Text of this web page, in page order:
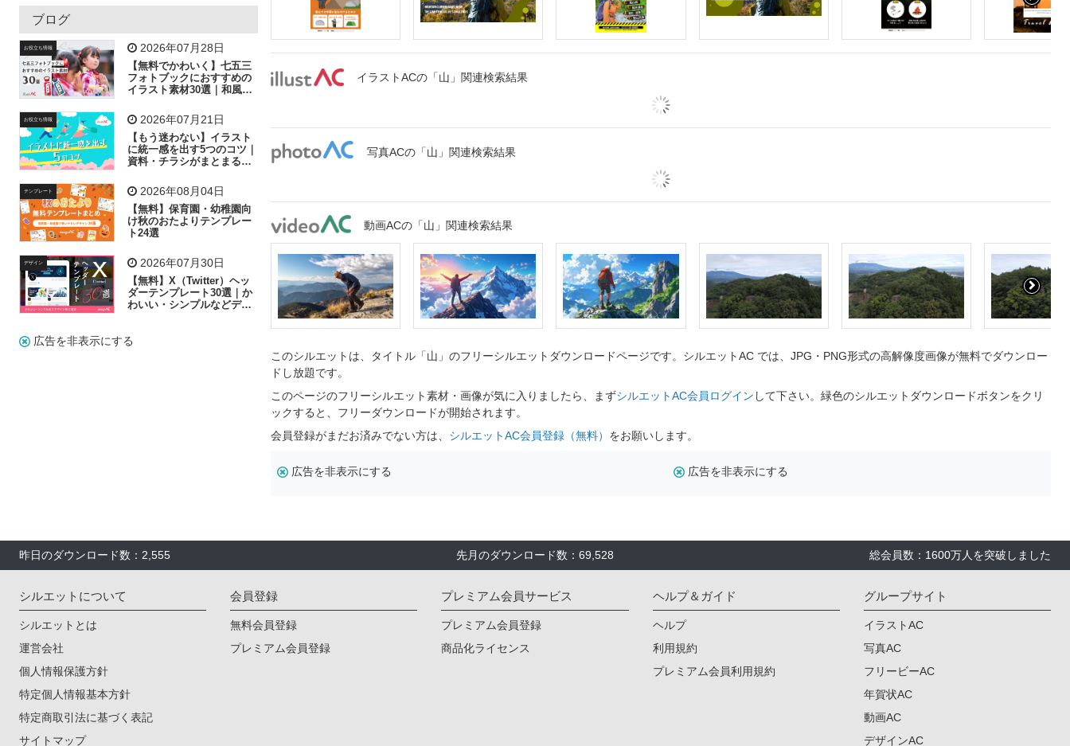
吹き出し
飛行機 グラフ ビル 魚 家族 書類
歩く 工場 会社 太陽 キラキラ
子供 作業員 相談 ピクトグラム
ブログ
お役立ち情報 2026年07月28日
【無料でかわいく】七五三
フォトブックにおすすめの
イラスト素材30選｜和風の
お役立ち情報 2026年07月21日
【もう迷わない】イラスト
に統一感を出す5つのコツ｜
資料・チラシがまとまるフ
テンプレート 2026年08月04日
【無料】保育園・幼稚園向
け秋のおたよりテンプレー
ト24選
デザイン 2026年07月30日
【無料】X（Twitter）ヘッ
ダーテンプレート30選｜か
わいい・シンプルなどデザ
広告を非表示にする
イラストACの「山」関連検索結果
写真ACの「山」関連検索結果
動画ACの「山」関連検索結果
このシルエットは、タイトル「山」のフリーシルエットダウンロードページです。シルエットAC では、JPG・PNG形式の高解像度画像が無料でダウンロー
ドし放題です。
このページのフリーシルエット素材・画像が気に入りましたら、まずシルエットAC会員ログイン して下さい。緑色のシルエットダウンロードボタンをクリ
ックすると、フリーダウンロードが開始されます。
会員登録がまだお済みでない方は、 シルエットAC会員登録（無料） をお願いします。
広告を非表示にする 広告を非表示にする
昨日のダウンロード数：2,555 先月のダウンロード数：69,528 総会員数：1600万人を突破しました
シルエットについて
シルエットとは
運営会社
個人情報保護方針
特定個人情報基本方針
特定商取引法に基づく表記
サイトマップ
会員登録
無料会員登録
プレミアム会員登録
プレミアム会員サービス
プレミアム会員登録
商品化ライセンス
ヘルプ＆ガイド
ヘルプ
利用規約
プレミアム会員利用規約
グループサイト
イラストAC
写真AC
フリービーAC
年賀状AC
動画AC
デザインAC